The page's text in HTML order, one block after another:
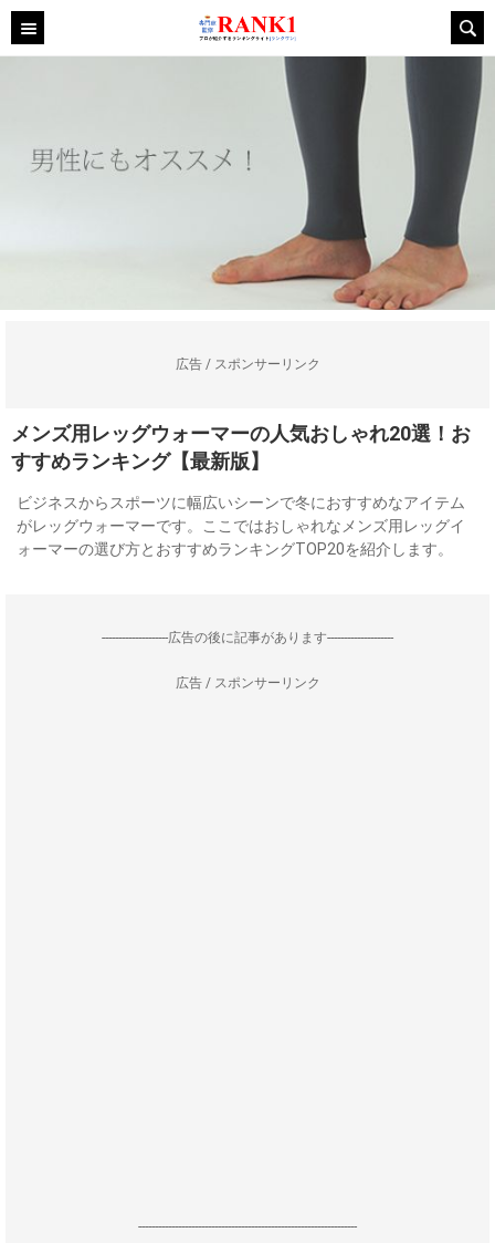
広告 / スポンサーリンク
メンズ用レッグウォーマーの人気おしゃれ20選！お
すすめランキング【最新版】
ビジネスからスポーツに幅広いシーンで冬におすすめなアイテム
がレッグウォーマーです。ここではおしゃれなメンズ用レッグイ
ォーマーの選び方とおすすめランキングTOP20を紹介します。
--------------------広告の後に記事があります--------------------
広告 / スポンサーリンク
------------------------------------------------------------------